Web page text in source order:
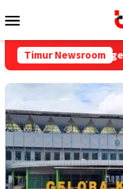
to
Menu
Timur Newsroom
Juta untuk